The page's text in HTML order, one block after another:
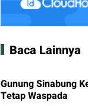
Baca Lainnya
Gunung Sinabung
Tetap Waspada